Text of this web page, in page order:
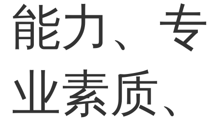
能力、专
业素质、